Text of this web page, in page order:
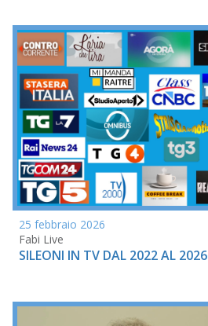
25 febbraio 2026
Fabi Live
SILEONI IN TV DAL 2022 AL 2026